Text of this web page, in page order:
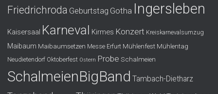
Friedrichroda Geburtstag Gotha Ingersleben
Kaisersaal Karneval Kirmes Konzert Kreiskarnevalsumzug
Maibaum Maibaumsetzen Messe Erfurt Mühlenfest Mühlentag
Neudietendorf Oktoberfest Ostern Probe Schalmeien
SchalmeienBigBand Tambach-Dietharz